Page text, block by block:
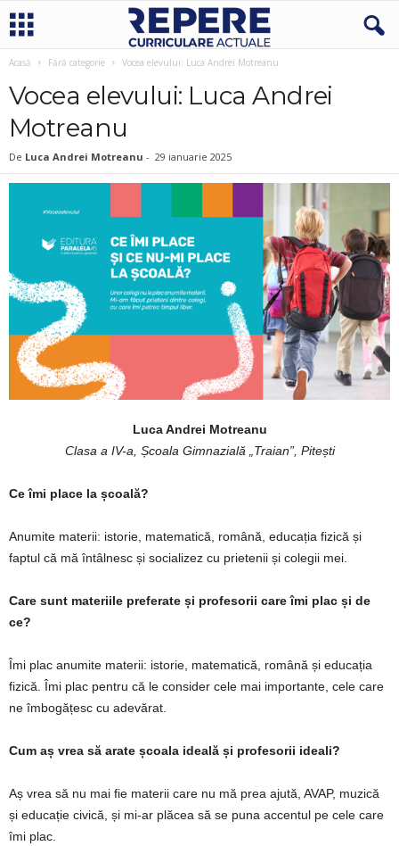
Acasă Fără categorie Vocea elevului: Luca Andrei Motreanu
Vocea elevului: Luca Andrei
Motreanu
De Luca Andrei Motreanu - 29 ianuarie 2025
Luca Andrei Motreanu
Clasa a IV-a, Școala Gimnazială „Traian”, Pitești
Ce îmi place la școală?
Anumite materii: istorie, matematică, română, educația fizică și
faptul că mă întâlnesc și socializez cu prietenii și colegii mei.
Care sunt materiile preferate și profesorii care îmi plac și de
ce?
Îmi plac anumite materii: istorie, matematică, română și educația
fizică. Îmi plac pentru că le consider cele mai importante, cele care
ne îmbogățesc cu adevărat.
Cum aș vrea să arate școala ideală și profesorii ideali?
Aș vrea să nu mai fie materii care nu mă prea ajută, AVAP, muzică
și educație civică, și mi-ar plăcea să se puna accentul pe cele care
îmi plac.